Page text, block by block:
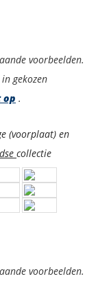
voorbeelden.
gekozen
op .
(voorplaat) en
collectie
voorbeelden.